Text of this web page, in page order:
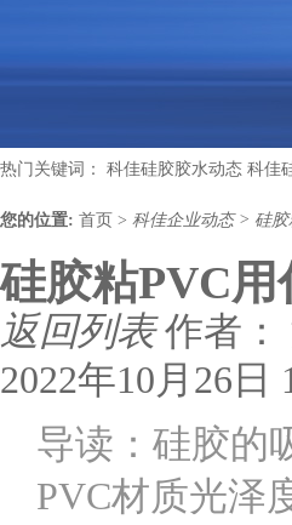
热门关键词： 科佳硅胶胶水动态 科佳
您的位置: 首页 > 科佳企业动态 > 硅
硅胶粘PVC
返回列表作者
2022年10月26日
导读：硅胶的
PVC材质光泽